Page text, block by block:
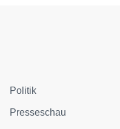
Politik
Presseschau